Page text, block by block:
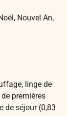
Nouvel An,
linge de
premières
de séjour (0,83